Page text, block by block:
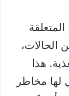
الحالات،
هذا
لها مخاطر